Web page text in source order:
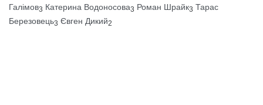
Галімов3 Катерина Водоносова3 Роман Шрайк3 Тарас
Березовець3 Євген Дикий2